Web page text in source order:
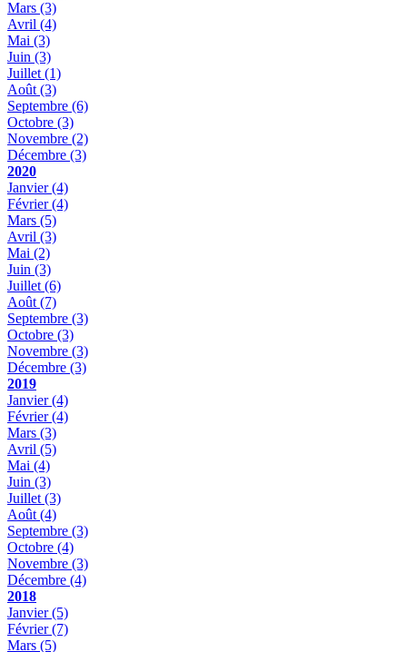
Mars (3)
Avril (4)
Mai (3)
Juin (3)
Juillet (1)
Août (3)
Septembre (6)
Octobre (3)
Novembre (2)
Décembre (3)
2020
Janvier(4)
Février(4)
Mars (5)
Avril (3)
Mai (2)
Juin (3)
Juillet (6)
Août (7)
Septembre (3)
Octobre (3)
Novembre (3)
Décembre (3)
2019
Janvier(4)
Février(4)
Mars (3)
Avril (5)
Mai (4)
Juin (3)
Juillet (3)
Août (4)
Septembre (3)
Octobre (4)
Novembre (3)
Décembre (4)
2018
Janvier(5)
Février(7)
Mars (5)